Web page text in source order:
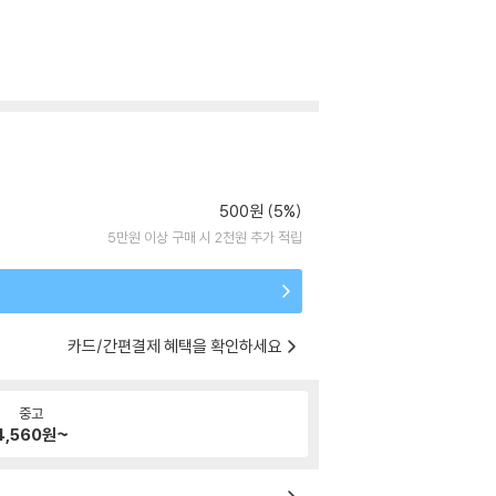
500원 (5%)
5만원 이상 구매 시 2천원 추가 적립
카드/간편결제 혜택을 확인하세요
중고
원~